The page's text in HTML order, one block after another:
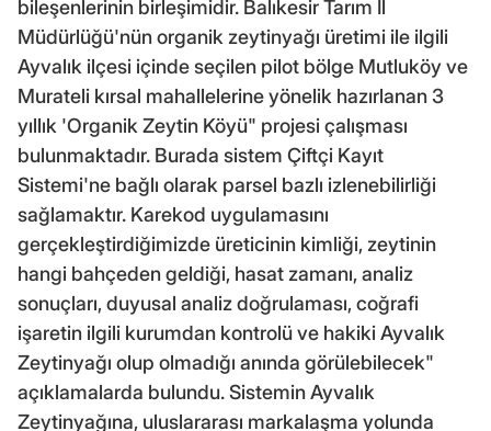
bileşenlerinin birleşimidir. Balıkesir Tarım İl
Müdürlüğü'nün organik zeytinyağı üretimi ile ilgili
Ayvalık ilçesi içinde seçilen pilot bölge Mutluköy ve
Murateli kırsal mahallelerine yönelik hazırlanan 3
yıllık 'Organik Zeytin Köyü" projesi çalışması
bulunmaktadır. Burada sistem Çiftçi Kayıt
Sistemi'ne bağlı olarak parsel bazlı izlenebilirliği
sağlamaktır. Karekod uygulamasını
gerçekleştirdiğimizde üreticinin kimliği, zeytinin
hangi bahçeden geldiği, hasat zamanı, analiz
sonuçları, duyusal analiz doğrulaması, coğrafi
işaretin ilgili kurumdan kontrolü ve hakiki Ayvalık
Zeytinyağı olup olmadığı anında görülebilecek"
açıklamalarda bulundu. Sistemin Ayvalık
Zeytinyağına, uluslararası markalaşma yolunda